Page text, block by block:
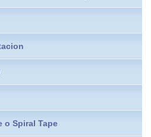
o Spiral Tape